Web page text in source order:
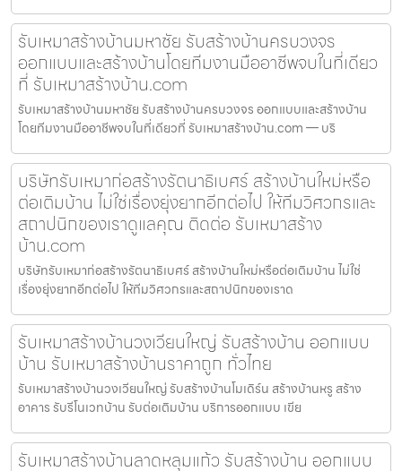
รับเหมาสร้างบ้านมหาชัย รับสร้างบ้านครบวงจร
ออกแบบและสร้างบ้านโดยทีมงานมืออาชีพจบในที่เดียว
ที่ รับเหมาสร้างบ้าน.com
รับเหมาสร้างบ้านมหาชัย รับสร้างบ้านครบวงจร ออกแบบและสร้างบ้าน
โดยทีมงานมืออาชีพจบในที่เดียวที่ รับเหมาสร้างบ้าน.com — บริ
บริษัทรับเหมาก่อสร้างรัตนาธิเบศร์ สร้างบ้านใหม่หรือ
ต่อเติมบ้าน ไม่ใช่เรื่องยุ่งยากอีกต่อไป ให้ทีมวิศวกรและ
สถาปนิกของเราดูแลคุณ ติดต่อ รับเหมาสร้าง
บ้าน.com
บริษัทรับเหมาก่อสร้างรัตนาธิเบศร์ สร้างบ้านใหม่หรือต่อเติมบ้าน ไม่ใช่
เรื่องยุ่งยากอีกต่อไป ให้ทีมวิศวกรและสถาปนิกของเราด
รับเหมาสร้างบ้านวงเวียนใหญ่ รับสร้างบ้าน ออกแบบ
บ้าน รับเหมาสร้างบ้านราคาถูก ทั่วไทย
รับเหมาสร้างบ้านวงเวียนใหญ่ รับสร้างบ้านโมเดิร์น สร้างบ้านหรู สร้าง
อาคาร รับรีโนเวทบ้าน รับต่อเติมบ้าน บริการออกแบบ เขีย
รับเหมาสร้างบ้านลาดหลุมแก้ว รับสร้างบ้าน ออกแบบ